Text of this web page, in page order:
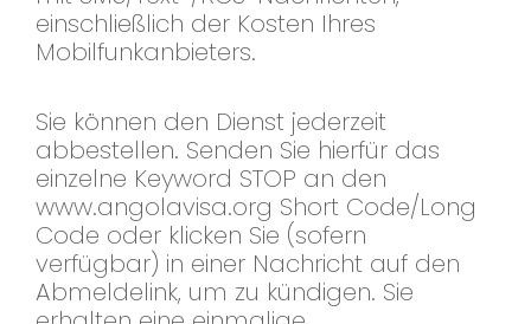
einschließlich der Kosten Ihres
Mobilfunkanbieters.
Sie können den Dienst jederzeit
abbestellen. Senden Sie hierfür das
einzelne Keyword STOP an den
www.angolavisa.org Short Code/Long
Code oder klicken Sie (sofern
verfügbar) in einer Nachricht auf den
Abmeldelink, um zu kündigen. Sie